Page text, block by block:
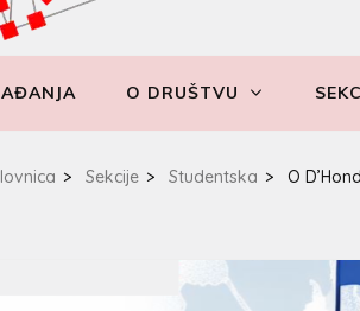
O DRUŠTVU
> Sekcije > Studentska > O